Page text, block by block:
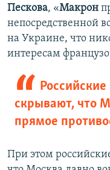
Пескова, «Макрон
непосредственной
на Украине, что
интересам
скрывают, что
прямое
При этом